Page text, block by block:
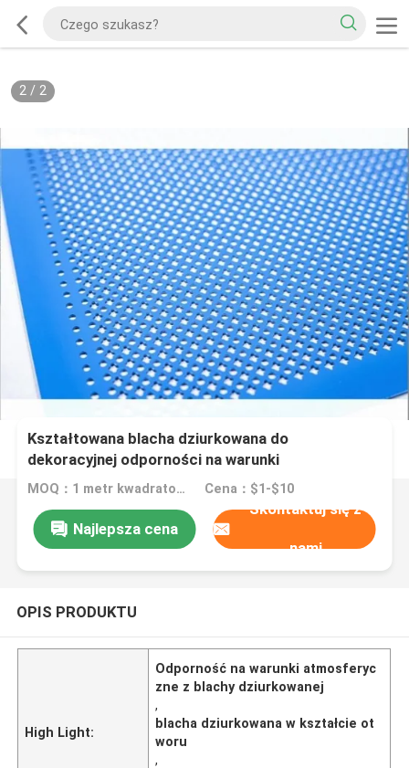
2/ 2
Kształtowana blacha dziurkowana do
dekoracyjnej odporności na warunki
atmosferyczne
MOQ：1 metr kwadratowy Cena：$1-$10
Najlepsza cena
Skontaktuj się z
nami
OPIS PRODUKTU
High Light:
Odporność na warunki atmosferyc
zne z blachy dziurkowanej
,
blacha dziurkowana w kształcie ot
woru
,